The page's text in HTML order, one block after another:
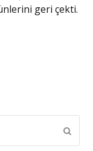
geri çekti.